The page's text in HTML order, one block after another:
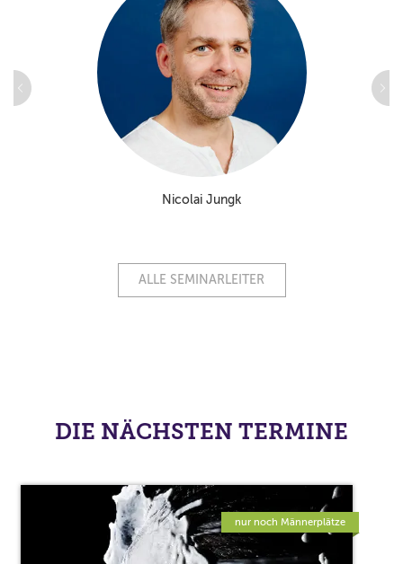
Nicolai Jungk
ALLE SEMINARLEITER
DIE NÄCHSTEN TERMINE
nur noch Männerplätze